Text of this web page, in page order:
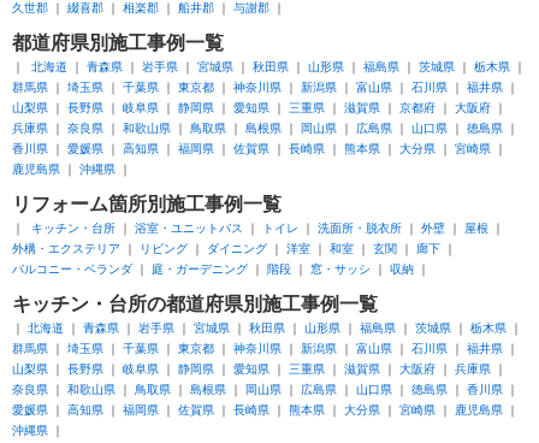
久世郡
綴喜郡 相楽郡 船井郡 与謝郡
都道府県別施工事例一覧
北海道 青森県 岩手県 宮城県 秋田県 山形県 福島県 茨城県
栃木県
群馬県
埼玉県 千葉県 東京都 神奈川県 新潟県 富山県 石川県
福井県
山梨県
長野県 岐阜県 静岡県 愛知県 三重県 滋賀県 京都府
大阪府
兵庫県
奈良県 和歌山県 鳥取県 島根県 岡山県 広島県 山口県
徳島県
香川県
愛媛県 高知県 福岡県 佐賀県 長崎県 熊本県 大分県
宮崎県
鹿児島県
沖縄県
リフォーム箇所別施工事例一覧
キッチン・台所 浴室・ユニットバス トイレ 洗面所・脱衣所 外壁
屋根
外構・エクステリア
リビング ダイニング 洋室 和室 玄関
廊下
バルコニー・ベランダ
庭・ガーデニング 階段 窓・サッシ 収納
キッチン・台所の都道府県別施工事例一覧
北海道 青森県 岩手県 宮城県 秋田県 山形県 福島県 茨城県
栃木県
群馬県
埼玉県 千葉県 東京都 神奈川県 新潟県 富山県 石川県
福井県
山梨県
長野県 岐阜県 静岡県 愛知県 三重県 滋賀県 大阪府
兵庫県
奈良県
和歌山県 鳥取県 島根県 岡山県 広島県 山口県 徳島県
香川県
愛媛県
高知県 福岡県 佐賀県 長崎県 熊本県 大分県 宮崎県
鹿児島県
沖縄県